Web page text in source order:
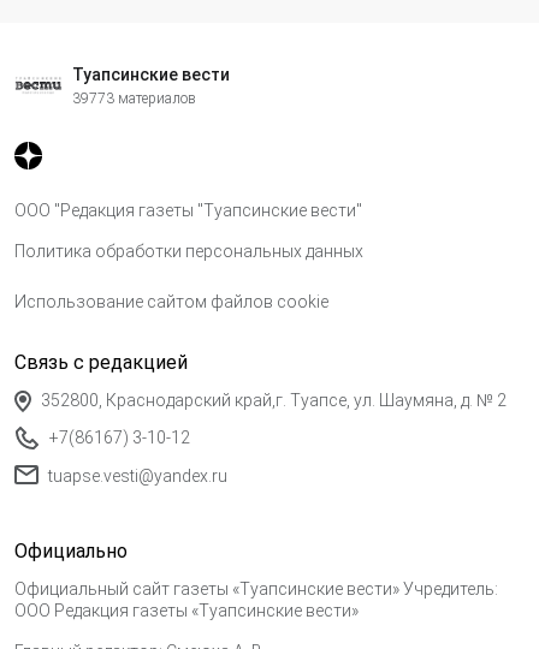
Туапсинские вести
39773 материалов
ООО "Редакция газеты "Туапсинские вести"
Политика обработки персональных данных
Использование сайтом файлов cookie
Связь с редакцией
352800, Краснодарский край,г. Туапсе, ул. Шаумяна, д. № 2
+7(86167) 3-10-12
tuapse.vesti@yandex.ru
Официально
Официальный сайт газеты «Туапсинские вести» Учредитель:
ООО Редакция газеты «Туапсинские вести»